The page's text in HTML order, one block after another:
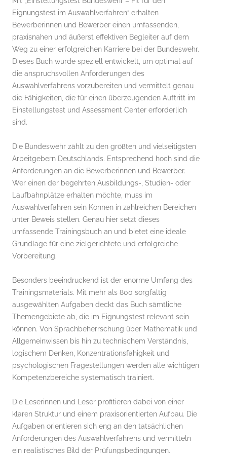
Eignungstest im Auswahlverfahren“ erhalten
Bewerberinnen und Bewerber einen umfassenden,
praxisnahen und äußerst effektiven Begleiter auf dem
Weg zu einer erfolgreichen Karriere bei der Bundeswehr.
Dieses Buch wurde speziell entwickelt, um optimal auf
die anspruchsvollen Anforderungen des
Auswahlverfahrens vorzubereiten und vermittelt genau
die Fähigkeiten, die für einen überzeugenden Auftritt im
Einstellungstest und Assessment Center erforderlich
sind.
Die Bundeswehr zählt zu den größten und vielseitigsten
Arbeitgebern Deutschlands. Entsprechend hoch sind die
Anforderungen an die Bewerberinnen und Bewerber.
Wer einen der begehrten Ausbildungs-, Studien- oder
Laufbahnplätze erhalten möchte, muss im
Auswahlverfahren sein Können in zahlreichen Bereichen
unter Beweis stellen. Genau hier setzt dieses
umfassende Trainingsbuch an und bietet eine ideale
Grundlage für eine zielgerichtete und erfolgreiche
Vorbereitung.
Besonders beeindruckend ist der enorme Umfang des
Trainingsmaterials. Mit mehr als 800 sorgfältig
ausgewählten Aufgaben deckt das Buch sämtliche
Themengebiete ab, die im Eignungstest relevant sein
können. Von Sprachbeherrschung über Mathematik und
Allgemeinwissen bis hin zu technischem Verständnis,
logischem Denken, Konzentrationsfähigkeit und
psychologischen Fragestellungen werden alle wichtigen
Kompetenzbereiche systematisch trainiert.
Die Leserinnen und Leser profitieren dabei von einer
klaren Struktur und einem praxisorientierten Aufbau. Die
Aufgaben orientieren sich eng an den tatsächlichen
Anforderungen des Auswahlverfahrens und vermitteln
ein realistisches Bild der Prüfungsbedingungen.